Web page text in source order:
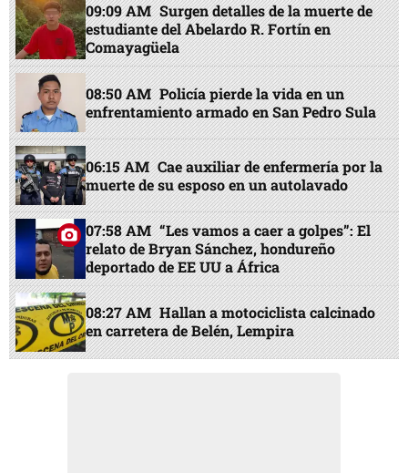
09:09 AM Surgen detalles de la muerte de
estudiante del Abelardo R. Fortín en
Comayagüela
08:50 AM Policía pierde la vida en un
enfrentamiento armado en San Pedro Sula
06:15 AM Cae auxiliar de enfermería por la
muerte de su esposo en un autolavado
07:58 AM “Les vamos a caer a golpes”: El
relato de Bryan Sánchez, hondureño
deportado de EE UU a África
08:27 AM Hallan a motociclista calcinado
en carretera de Belén, Lempira